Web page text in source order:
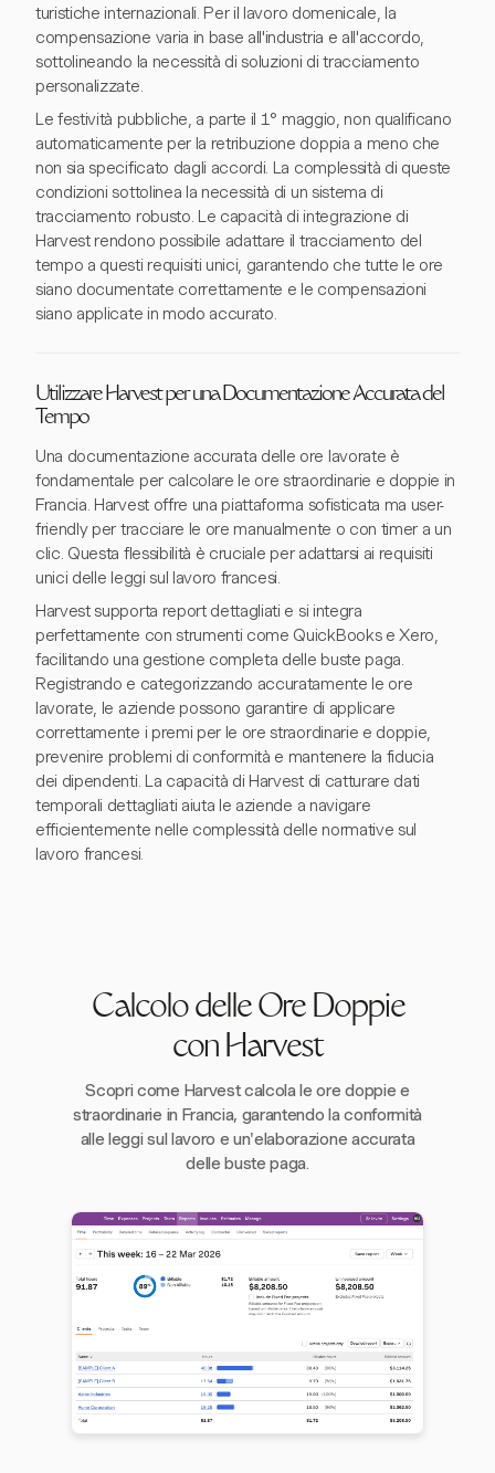
turistiche internazionali. Per il lavoro domenicale, la
compensazione varia in base all'industria e all'accordo,
sottolineando la necessità di soluzioni di tracciamento
personalizzate.
Le festività pubbliche, a parte il 1° maggio, non qualificano
automaticamente per la retribuzione doppia a meno che
non sia specificato dagli accordi. La complessità di queste
condizioni sottolinea la necessità di un sistema di
tracciamento robusto. Le capacità di integrazione di
Harvest rendono possibile adattare il tracciamento del
tempo a questi requisiti unici, garantendo che tutte le ore
siano documentate correttamente e le compensazioni
siano applicate in modo accurato.
Utilizzare Harvest per una Documentazione Accurata del
Tempo
Una documentazione accurata delle ore lavorate è
fondamentale per calcolare le ore straordinarie e doppie in
Francia. Harvest offre una piattaforma sofisticata ma user-
friendly per tracciare le ore manualmente o con timer a un
clic. Questa flessibilità è cruciale per adattarsi ai requisiti
unici delle leggi sul lavoro francesi.
Harvest supporta report dettagliati e si integra
perfettamente con strumenti come QuickBooks e Xero,
facilitando una gestione completa delle buste paga.
Registrando e categorizzando accuratamente le ore
lavorate, le aziende possono garantire di applicare
correttamente i premi per le ore straordinarie e doppie,
prevenire problemi di conformità e mantenere la fiducia
dei dipendenti. La capacità di Harvest di catturare dati
temporali dettagliati aiuta le aziende a navigare
efficientemente nelle complessità delle normative sul
lavoro francesi.
Calcolo delle Ore Doppie
con Harvest
Scopri come Harvest calcola le ore doppie e
straordinarie in Francia, garantendo la conformità
alle leggi sul lavoro e un'elaborazione accurata
delle buste paga.